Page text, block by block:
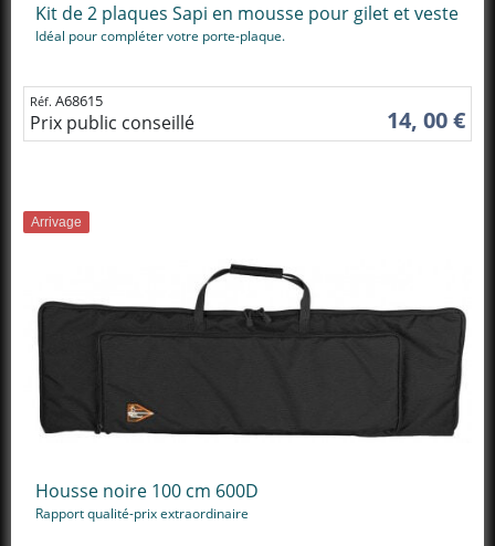
Kit de 2 plaques Sapi en mousse pour gilet et veste
Idéal pour compléter votre porte-plaque.
Réf. A68615
Prix public conseillé 14, 00 €
Arrivage
Housse noire 100 cm 600D
Rapport qualité-prix extraordinaire